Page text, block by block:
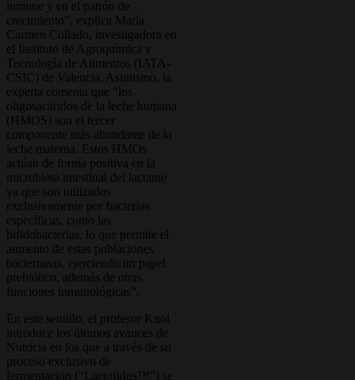
inmune y en el patrón de
crecimiento”, explica María
Carmen Collado, investigadora en
el Instituto de Agroquímica y
Tecnología de Alimentos (IATA-
CSIC) de Valencia. Asimismo, la
experta comenta que “los
oligosacáridos de la leche humana
(HMOS) son el tercer
componente más abundante de la
leche materna. Estos HMOs
actúan de forma positiva en la
microbiota intestinal del lactante
ya que son utilizados
exclusivamente por bacterias
específicas, como las
bifidobacterias, lo que permite el
aumento de estas poblaciones
bacterianas, ejerciendo un papel
prebiótico, además de otras
funciones inmunológicas”.
En este sentido, el profesor Knol
introduce los últimos avances de
Nutricia en los que a través de su
proceso exclusivo de
fermentación (“Lactofidus™”) se